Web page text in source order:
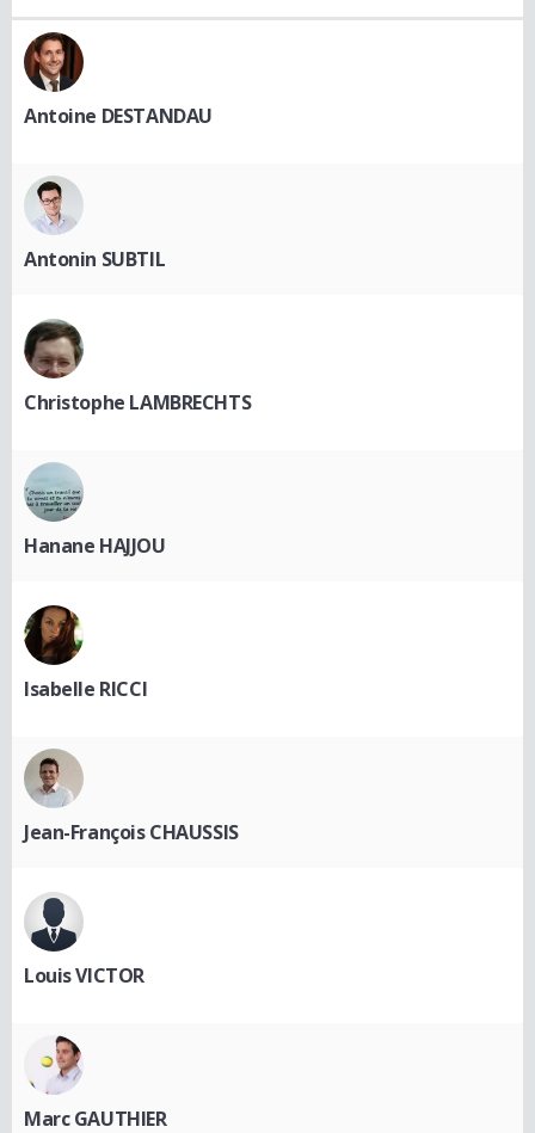
Antoine DESTANDAU
Antonin SUBTIL
Christophe LAMBRECHTS
Hanane HAJJOU
Isabelle RICCI
Jean-François CHAUSSIS
Louis VICTOR
Marc GAUTHIER